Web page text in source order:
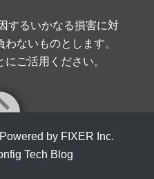
するいかなる損害に対
ないものとします。
ご活用ください。
by FIXER Inc.
Tech Blog